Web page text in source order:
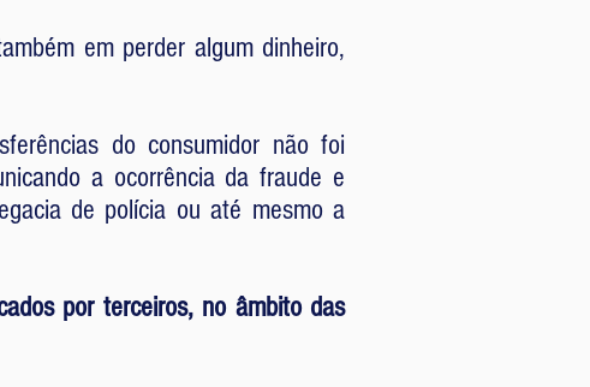
em perder algum dinheiro,
do consumidor não foi
a ocorrência da fraude e
de polícia ou até mesmo a
por terceiros, no âmbito das